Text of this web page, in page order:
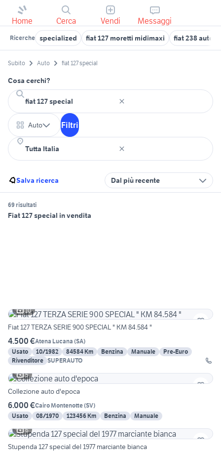
Home Cerca Vendi Messaggi
Ricerche specialized fiat 127 moretti midimaxi fiat 238 auto
Subito Auto fiat 127 special
Cosa cerchi?
Auto Filtri
Salva ricerca Dal più recente
69 risultati
Fiat 127 special in vendita
10
Fiat 127 TERZA SERIE 900 SPECIAL " KM 84.584 "
4.500 €Atena Lucana (SA)
Usato
10/1982 84584 Km Benzina Manuale
Pre-Euro
Rivenditore SUPERAUTO
5
Collezione auto d'epoca
6.000 €Cairo Montenotte(SV)
Usato
08/1970 123456 Km Benzina
Manuale
6
Stupenda 127 special del 1977 marciante bianca